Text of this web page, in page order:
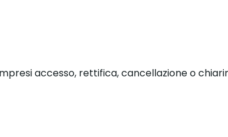
accesso, rettifica, cancellazione o